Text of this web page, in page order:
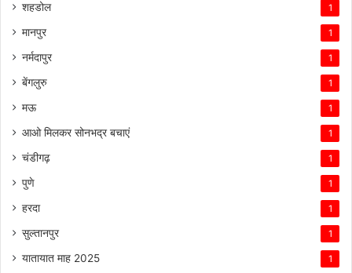
शहडोल 1
मानपुर 1
नर्मदापुर 1
बेंगलुरु 1
मऊ 1
आओ मिलकर सोनभद्र बचाएं 1
चंडीगढ़ 1
पुणे 1
हरदा 1
सुल्तानपुर 1
यातायात माह 2025 1